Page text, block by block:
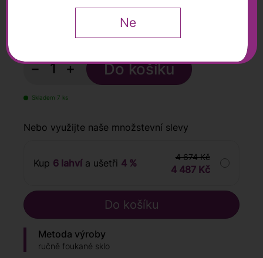
− +
Skladem 7 ks
Nebo využijte naše množstevní slevy
Kup 6 lahvía ušetři 4 %
4 674 Kč
4 487 Kč
Metoda výroby
ručně foukané sklo
Ne